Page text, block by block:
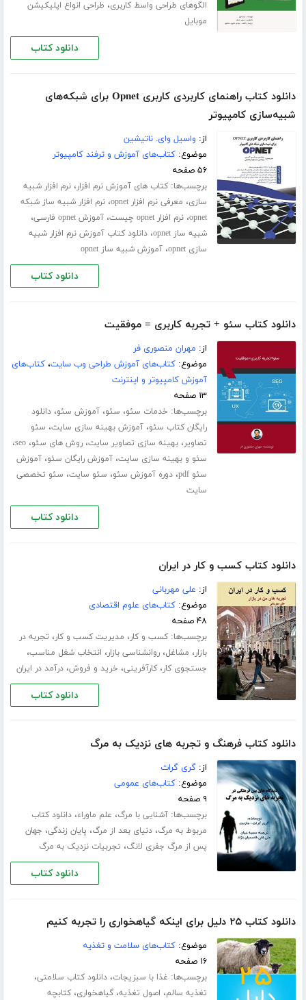
الگوهای طراحی واسط کاربری، طراحی انواع اپلیکیشن
موبایل
دانلود کتاب
دانلود کتاب راهنمای کاربردی کاربری Opnet برای شبکه‌های
شبیه‌سازی کامپیوتر
از: واسیل وای. ناتیشین
موضوع:کتاب‌های آموزش و ترفند کامپیوتر
۵۶ صفحه
برچسب‌ها:کتاب های آموزش نرم افزار،نرم افزار شبیه
سازی، معرفی نرم افزار opnet ،نرم افزار شبیه ساز شبکه
opnet،نرم افزار opnet چیست ،آموزش opnet فارسی ،
شبیه ساز opnet ،دانلود کتاب آموزش نرم افزار شبیه
سازی opnet
،آموزش شبیه ساز opnet
دانلود کتاب
دانلود کتاب سئو + تجربه کاربری = موفقیت
از: مهران منصوری فر
موضوع:کتاب‌های آموزش طراحی وب سایت،کتاب‌های
آموزش کامپیوتر و اینترنت
۱۳ صفحه
برچسب‌ها: خدمات سئو، سئو،آموزش سئو،دانلود
رایگان کتاب سئو،آموزش بهینه سازی سایت، سئو
تصاویر،بهینه سازی تصاویر سایت،روش های سئو،seo،
سئو و بهینه سازی سایت،آموزش رایگان سئو،آموزش
سئو pdf
،دوره آموزش سئو، سئو سایت، سئو تخصصی
سایت
دانلود کتاب
دانلود کتاب کسب و کار در ایران
از: علی مهربانی
موضوع:کتاب‌های علوم اقتصادی
۴۸ صفحه
برچسب‌ها:کسب و کار، مدیریت کسب و کار، تجربه در
بازار، مشاغل،روانشناسی بازار، انتخاب شغل مناسب،
جستجوی کار،کارآفرینی، خرید و فروش،درآمد در ایران
دانلود کتاب
دانلود کتاب فرهنگ و تجربه های نزدیک به مرگ
از:گری گراث
موضوع:کتاب‌های عمومی
۹ صفحه
برچسب‌ها:آشنایی با مرگ، علم ماوراء،دانلود کتاب
مربوط به مرگ،دنیای بعد از مرگ، پایان زندگی، جهان
پس از مرگ جفری لانگ، تجربیات نزدیک به مرگ
دانلود کتاب
دانلود کتاب ۲۵ دلیل برای اینکه گیاهخواری را تجربه کنیم
موضوع:کتاب‌های سلامت و تغذیه
۱۶ صفحه
برچسب‌ها: غذا با سبزیجات،دانلود کتاب سلامتی،
تغذیه سالم، اصول تغذیه،گیاهخواری،کتابچه